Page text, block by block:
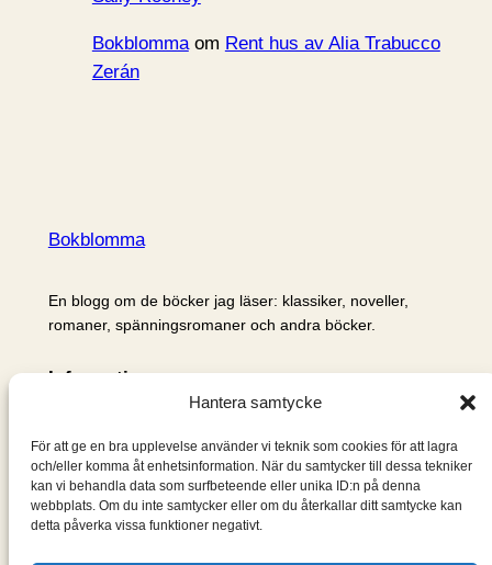
Hantera samtycke
För att ge en bra upplevelse använder vi teknik som cookies för att lagra
och/eller komma åt enhetsinformation. När du samtycker till dessa tekniker
kan vi behandla data som surfbeteende eller unika ID:n på denna
webbplats. Om du inte samtycker eller om du återkallar ditt samtycke kan
detta påverka vissa funktioner negativt.
Bokblommaom Rent hus av Alia Trabucco
Zerán
Bokblomma
En blogg om de böcker jag läser: klassiker, noveller,
romaner, spänningsromaner och andra böcker.
Information
Om mig & om bloggen
S
ö
k